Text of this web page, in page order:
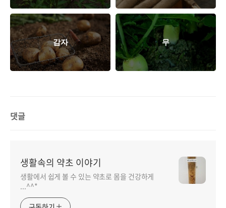
감자 무
댓글
생활속의 약초 이야기
생활에서 쉽게 볼 수 있는 약초로 몸을 건강하게
...^^*